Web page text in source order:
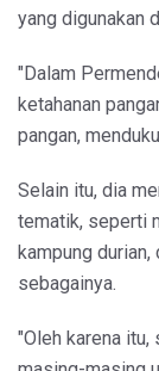
yang digunakan
"Dalam
ketahanan
pangan,
Selain itu, dia
tematik, seperti
kampung durian,
sebagainya.
"Oleh karena